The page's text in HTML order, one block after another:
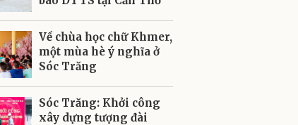
Về chùa học chữ Khmer,
một mùa hè ý nghĩa ở
Sóc Trăng
Sóc Trăng: Khởi công
xây dựng tượng đài